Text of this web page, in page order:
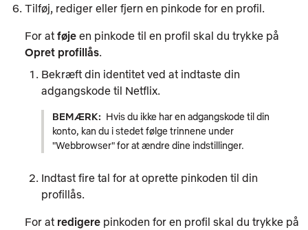
Tilføj, rediger eller fjern en pinkode for en profil.
For at føje en pinkode til en profil skal du trykke på
Opret profillås.
Bekræft din identitet ved at indtaste din
adgangskode til Netflix.
BEMÆRK: Hvis du ikke har en adgangskode til din
konto, kan du i stedet følge trinnene under
"Webbrowser" for at ændre dine indstillinger.
Indtast fire tal for at oprette pinkoden til din
profillås.
For at redigere pinkoden for en profil skal du trykke på